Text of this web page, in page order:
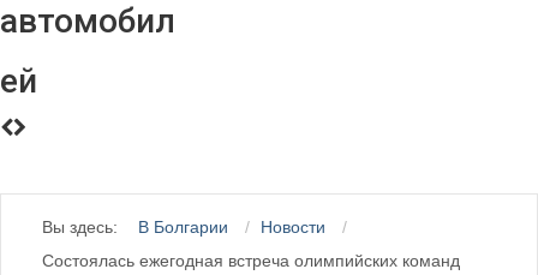
автомобил
ей
Вы здесь: В Болгарии
Новости
Состоялась ежегодная встреча олимпийских команд